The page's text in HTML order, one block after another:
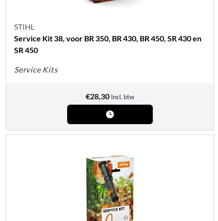
STIHL
Service Kit 38, voor BR 350, BR 430, BR 450, SR 430 en
SR 450
Service Kits
€28,30 Incl. btw